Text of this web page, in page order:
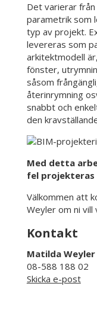
Det varierar
parametrik som
typ av projekt.
levereras som
arkitektmodell
fönster,
såsom
återinrymning
snabbt och
den
Med detta
fel projekteras
Välkommen att
Weyler om ni vill
Kontakt
Matilda Weyler
08-588 188 02
Skicka e-post